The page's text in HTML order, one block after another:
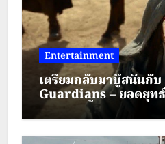
7548386d0} จนเ
นายจิรุตถ์ อิศรา
อำนวยการสำนักงา
ประชุมและนิทรร
Entertainment
เตรียมกลับมาบู๊สนั่นกั
Guardians – ยอดยุท
สิงหาคมนี้ทาง True